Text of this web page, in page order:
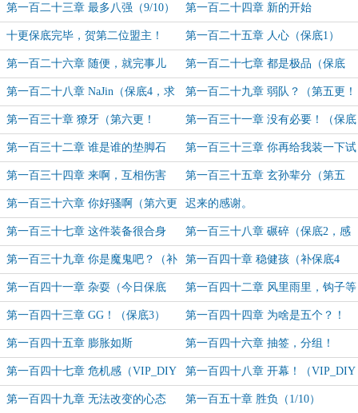
（求订阅求月票） 订阅，求月票！）
第一百二十三章 最多八强（9/10）
（求订阅，求月票！）
第一百二十四章 新的开始
（10/10）（求订阅，求月票！）
十更保底完毕，贺第二位盟主！ 第一百二十五章 人心（保底1）
第一百二十六章 随便，就完事儿
了！（保底2）（求订阅，求月
票！）
第一百二十七章 都是极品（保底
3，求订阅，求月票！）
第一百二十八章 NaJin（保底4，求
订阅求月票！）
第一百二十九章 弱队？（第五更！
VIP_DIY冠名盟主1）
第一百三十章 獠牙（第六更！
VIP_DIY盟冠名2）
第一百三十一章 没有必要！（保底
1）
第一百三十二章 谁是谁的垫脚石
（保底2）
第一百三十三章 你再给我装一下试
试？（保底3）
第一百三十四章 来啊，互相伤害
啊！（保底4）
第一百三十五章 玄孙辈分（第五
更！VIP_DIY冠名盟主加更3）
第一百三十六章 你好骚啊（第六更
VIP_DIY冠名盟4）
迟来的感谢。
第一百三十七章 这件装备很合身
（保底1）
第一百三十八章 碾碎（保底2，感
谢VIP_DIY老哥又十万赏！）
第一百三十九章 你是魔鬼吧？（补
保底3）
第一百四十章 稳健孩（补保底4
更）
第一百四十一章 杂耍（今日保底
1）
第一百四十二章 风里雨里，钩子等
你（保底2）
第一百四十三章 GG！（保底3） 第一百四十四章 为啥是五个？！
（保底4）
第一百四十五章 膨胀如斯
（VIP_DIY贺盟加更5）（第七更）
第一百四十六章 抽签，分组！
（VIP_DIY贺盟）（第八更！）
第一百四十七章 危机感（VIP_DIY
贺盟7）（第九更）
第一百四十八章 开幕！（VIP_DIY
贺盟8）（第十更！）
第一百四十九章 无法改变的心态 第一百五十章 胜负（1/10）